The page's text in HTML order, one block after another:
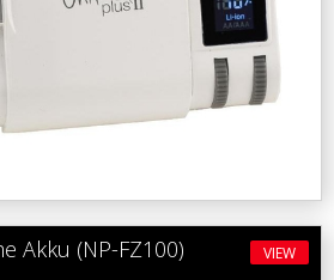
Akku (NP-FZ100) VIEW